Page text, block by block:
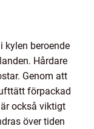
kylen beroende
Hårdare
Genom att
förpackad
också viktigt
över tiden